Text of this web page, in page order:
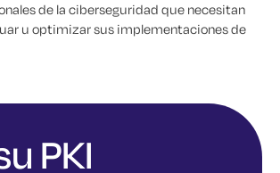
de la ciberseguridad que necesitan
u optimizar sus implementaciones de
PKI